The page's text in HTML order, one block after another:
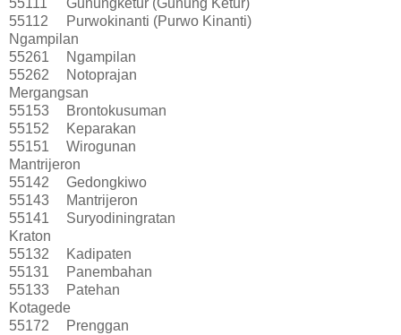
55111
Gunungketur (Gunung Ketur)
55112
Purwokinanti (Purwo Kinanti)
Ngampilan
55261
Ngampilan
55262
Notoprajan
Mergangsan
55153
Brontokusuman
55152
Keparakan
55151
Wirogunan
Mantrijeron
55142
Gedongkiwo
55143
Mantrijeron
55141
Suryodiningratan
Kraton
55132
Kadipaten
55131
Panembahan
55133
Patehan
Kotagede
55172
Prenggan